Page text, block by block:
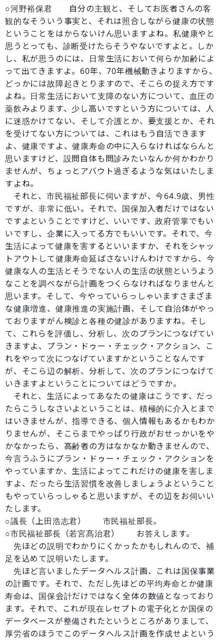
○河野裕保君 自分の主観と、そしてお医者さんの客
観的なそういう事実と、それは照合しながら健康の状態
ということをはからないけん思いますよね。私健康やと
思うとっても、診断受けたらそうやないですよと。しか
し、私が思うのには、日常生活において何らか加齢によ
って出てきますよ。60年、70年機械動きよりますから、
どっかには故障起きとりますので、そこらの捉え方です
よね。日常生活において支障のない方について、血圧の
薬飲みよります、少し高いですという方については、人
に迷惑かけてない、そして介護とか、要支援とか、それ
を受けてない方については、これはもう自活できます
よ、健康ですよ、健康寿命の中に入らなければならんと
思いますけど、設問自体も問診みたいなんか何かわかり
ませんが、ちょっとアバウト過ぎるような気はいたしま
すよね。
それと、市民福祉部長に伺いますが、今64.9歳、男性
ですが、非常に低い。それで、国保加入者だけではない
ですよということですけど、いいです、政府管掌でもい
いですし、企業に入ってる方でもいいです。それで、今
生活によって健康を害するといいますか、それをシャッ
トアウトして健康寿命延ばさないけんわけですから、今
健康な人の生活とそうでない人の生活の状態というよう
なことを調べながら計画をつくらなければなりませんと
思います。そして、今やっていらっしゃいますさまざま
な健康増進、健康推進の実施計画、そして自治体がやっ
ておりますがん検診と各種の健診がありますね。そし
て、これらを評価し、分析し、次のプランにつなげてい
きますよ、プラン・ドゥー・チェック・アクション、こ
れをやって次につなげていますかということなんです
が、そこら辺の解析、分析して、次のプランにつなげて
いきますよということについてはどうですか。
それと、生活によってあなたの健康はこうです、だっ
たらこうしなさいよということは、積極的に介入とまで
はいきませんが、指導できる、個人情報もあるかもわか
りませんが、そこらまでやっぱり行政がおせっかいをや
かなかったら、高齢者の方はなかなか動きませんので、
今言うふうにプラン・ドゥー・チェック・アクションを
やっていますか、生活によってこれだけの健康を害しま
すよ、だったら生活習慣を改善しましょうよということ
もやっていらっしゃると思いますが、その辺をお伺いい
たします。
○議長（上田浩志君） 市民福祉部長。
○市民福祉部長（若宮髙治君） お答えします。
先ほどの説明でわかりにくかったかもしれんので、補
足を込めて説明いたします。
先ほど言いましたデータヘルス計画、これは国保事業
の計画です。それで、ただし先ほどの平均寿命とか健康
寿命は、国保会計だけではなく全体の数値となっており
ます。それで、これが現在レセプトの電子化とか国保の
データベースが整備されたというところがありまして、
厚労省のほうでこのデータヘルス計画を作成せよという